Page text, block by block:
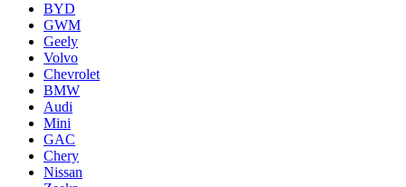
BYD
GWM
Geely
Volvo
Chevrolet
BMW
Audi
Mini
GAC
Chery
Nissan